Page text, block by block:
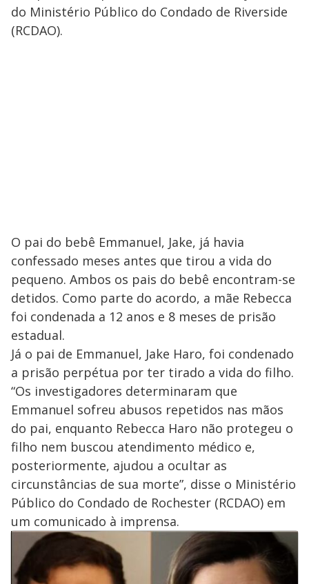
do Ministério Público do Condado de Riverside
(RCDAO).
O pai do bebê Emmanuel, Jake, já havia
confessado meses antes que tirou a vida do
pequeno. Ambos os pais do bebê encontram-se
detidos. Como parte do acordo, a mãe Rebecca
foi condenada a 12 anos e 8 meses de prisão
estadual.
Já o pai de Emmanuel, Jake Haro, foi condenado
a prisão perpétua por ter tirado a vida do filho.
“Os investigadores determinaram que
Emmanuel sofreu abusos repetidos nas mãos
do pai, enquanto Rebecca Haro não protegeu o
filho nem buscou atendimento médico e,
posteriormente, ajudou a ocultar as
circunstâncias de sua morte”, disse o Ministério
Público do Condado de Rochester (RCDAO) em
um comunicado à imprensa.